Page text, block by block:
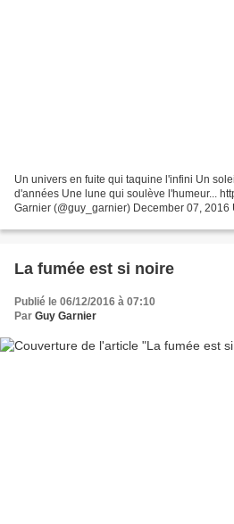
Un univers en fuite qui taquine l'infini Un
d'années Une lune qui soulève l'humeur...
Garnier (@guy_garnier) December 07,
La fumée est si noire
Publié le 06/12/2016 à 07:10
Par Guy Garnier